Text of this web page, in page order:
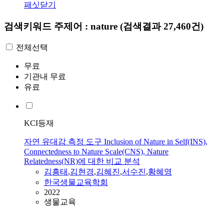
패싯닫기
검색키워드 주제어 : nature (검색결과 27,460건)
전체선택
무료
기관내 무료
유료
KCI등재
자연 유대감 측정 도구 Inclusion of Nature in Self(INS),
Connectedness to Nature Scale(CNS), Nature
Relatedness(NR)에 대한 비교 분석
김흥태 ,김현경,김혜진,서수진,황혜영
한국생물교육학회
2022
생물교육